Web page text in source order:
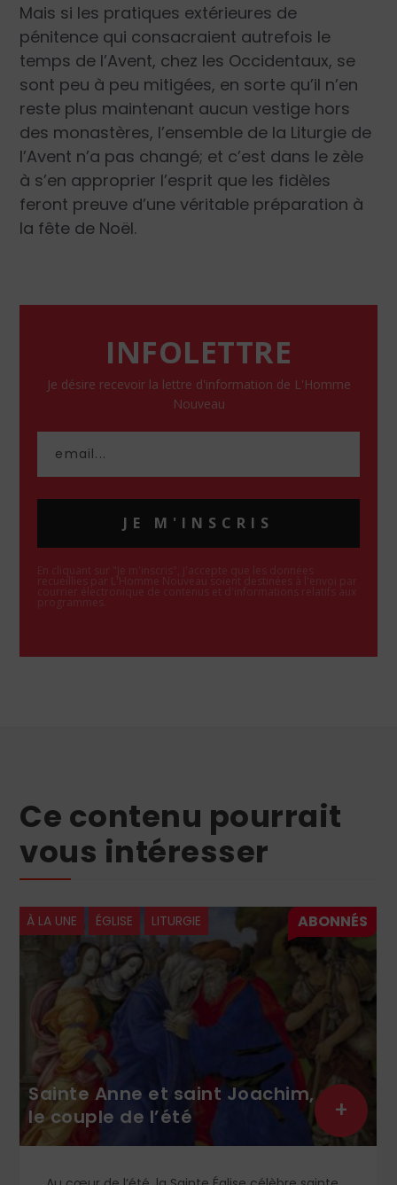
Mais si les pratiques extérieures de
pénitence qui consacraient autrefois le
temps de l’Avent, chez les Occidentaux, se
sont peu à peu mitigées, en sorte qu’il n’en
reste plus maintenant aucun vestige hors
des monastères, l’ensemble de la Liturgie de
l’Avent n’a pas changé; et c’est dans le zèle
à s’en approprier l’esprit que les fidèles
feront preuve d’une véritable préparation à
la fête de Noël.
INFOLETTRE
Je désire recevoir la lettre d'information de L'Homme
Nouveau
JE M'INSCRIS
En cliquant sur "Je m'inscris", j'accepte que les données
recueillies par L'Homme Nouveau soient destinées à l'envoi par
courrier électronique de contenus et d'informations relatifs aux
programmes.
Ce contenu pourrait
vous intéresser
À LA UNE ÉGLISE LITURGIE
Sainte Anne et saint Joachim,
le couple de l’été
+